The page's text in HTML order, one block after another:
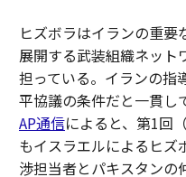
ヒズボラはイランの重要
展開する武装組織ネット
担っている。イランの指
平協議の条件だと一貫し
AP通信によると、第1回
もイスラエルによるヒズ
渉担当者とパキスタンの